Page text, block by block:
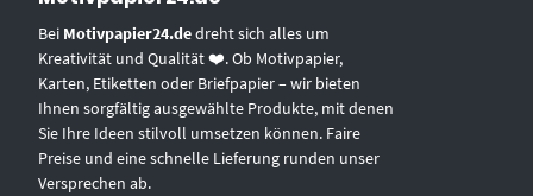
Bei Motivpapier24.dedreht sich alles um
Kreativität und Qualität ❤️. Ob Motivpapier,
Karten, Etiketten oder Briefpapier – wir bieten
Ihnen sorgfältig ausgewählte Produkte, mit denen
Sie Ihre Ideen stilvoll umsetzen können. Faire
Preise und eine schnelle Lieferung runden unser
Versprechen ab.